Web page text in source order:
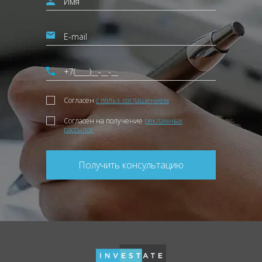
Согласен с польз. соглашением
Согласен на получение рекламных
рассылок
Получить консультацию